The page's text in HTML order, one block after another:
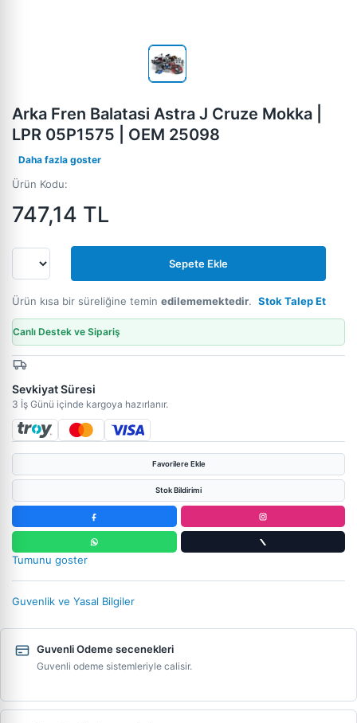
Arka Fren Balatasi Astra J Cruze Mokka |
LPR 05P1575 | OEM 25098
Daha fazla goster
Ürün Kodu:
747,14 TL
Sepete Ekle
Ürün kısa bir süreliğine temin edilememektedir. Stok Talep Et
Canlı Destek ve Sipariş
Sevkiyat Süresi
3 İş Günü içinde kargoya hazırlanır.
Favorilere Ekle
Stok Bildirimi
Tumunu goster
Guvenlik ve Yasal Bilgiler
Guvenli Odeme secenekleri
Guvenli odeme sistemleriyle calisir.